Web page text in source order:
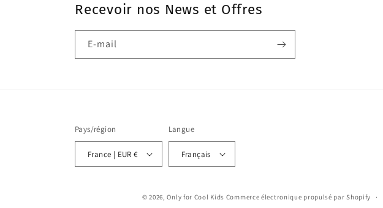
Recevoir nos News et Offres
E-mail
Pays/région
France | EUR €
Langue
Français
© 2026,Only for Cool Kids Commerce électronique propulsé par Shopify